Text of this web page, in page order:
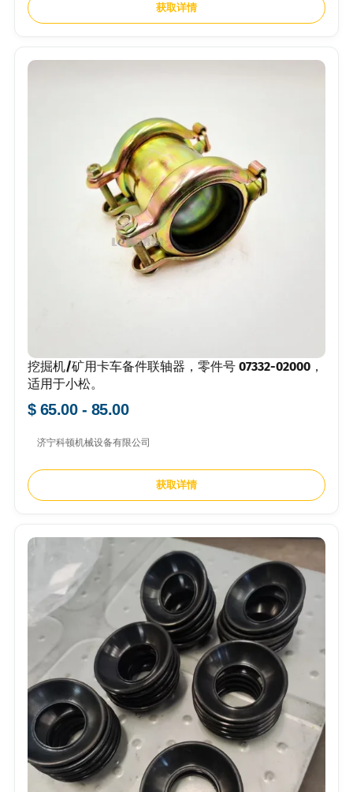
获取详情
挖掘机/矿用卡车备件联轴器，零件号 07332-02000，
适用于小松。
$ 65.00 - 85.00
济宁科顿机械设备有限公司
获取详情